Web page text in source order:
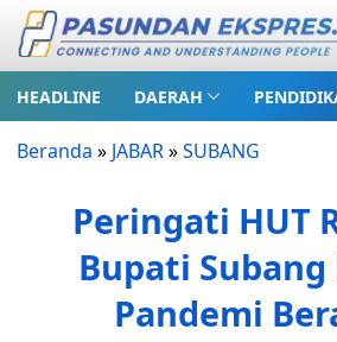
HEADLINE DAERAH
Beranda » JABAR»SUBANG
Peringati HUT
Bupati Subang
Pandemi